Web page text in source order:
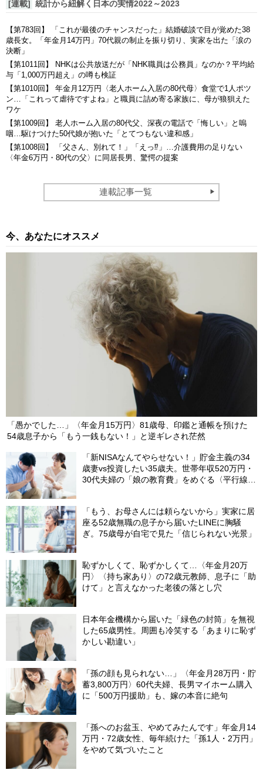
[連載] 統計から紐解く日本の実情2022～2023
【第783回】 「これが最後のチャンスだった」結婚破談で目が覚めた38
歳長女。「年金月14万円」70代親の制止を振り切り、実家を出た「涙の
決断」
【第1011回】 NHKは公共放送だが「NHK職員は公務員」なのか？平均給
与「1,000万円超え」の噂も検証
【第1010回】 年金月12万円〈老人ホーム入居の80代母〉食堂で1人ポツ
ン…「これって虐待ですよね」と職員に詰め寄る家族に、母が狼狽えた
ワケ
【第1009回】 老人ホーム入居の80代父、深夜の電話で「悔しい」と嗚
咽…駆けつけた50代娘が抱いた「とてつもない違和感」
【第1008回】 「父さん、別れて！」「えっ⁉」…介護費用の足りない
〈年金6万円・80代の父〉に同居長男、驚愕の提案
連載記事一覧
今、あなたにオススメ
「愚かでした…」〈年金月15万円〉81歳母、印鑑と通帳を預けた
54歳息子から「もう一銭もない！」と逆ギレされ茫然
「新NISAなんてやらせない！」貯金主義の34
歳妻vs投資したい35歳夫。世帯年収520万円・
30代夫婦の「娘の教育費」をめぐる〈平行線の
「もう、お母さんには頼らないから」実家に居
座る52歳無職の息子から届いたLINEに胸騒
ぎ。75歳母が自宅で見た「信じられない光景」
恥ずかしくて、恥ずかしくて…〈年金月20万
円〉〈持ち家あり〉の72歳元教師、息子に「助
けて」と言えなかった老後の落とし穴
日本年金機構から届いた「緑色の封筒」を無視
した65歳男性。周囲も冷笑する「あまりに恥ず
かしい勘違い」
「孫の顔も見られない…」〈年金月28万円・貯
蓄3,800万円〉60代夫婦、長男マイホーム購入
に「500万円援助」も、嫁の本音に絶句
「孫へのお盆玉、やめてみたんです」年金月14
万円・72歳女性、毎年続けた「孫1人・2万円」
をやめて気づいたこと